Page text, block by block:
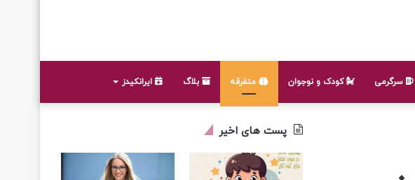
سرگرمی کودک و نوجوان متفرقه بلاگ ایرانکیدز
پست های اخیر